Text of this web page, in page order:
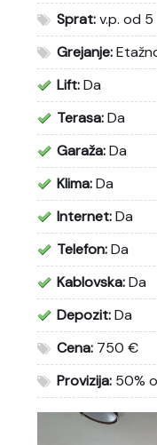
Sprat:v.p. od 5
Grejanje:
Lift:Da
Terasa:Da
Garaža:Da
Klima:Da
Internet:Da
Telefon:Da
Kablovska:Da
Depozit:Da
Cena: 750 €
Provizija: 50%